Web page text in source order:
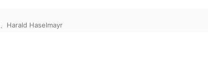
Harald Haselmayr